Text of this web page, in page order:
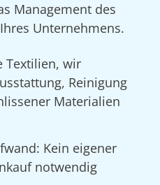
Management des
Unternehmens.
Textilien, wir
Reinigung
Materialien
Kein eigener
notwendig